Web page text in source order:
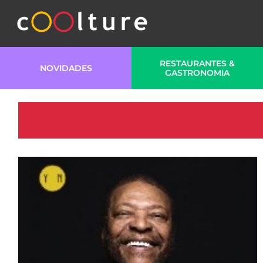
NOVIDADES
RESTAURANTES &
GASTRONOMIA